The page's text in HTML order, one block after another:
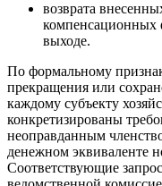
возврата
компенсационных
выходе.
По формальному
прекращения или
каждому субъекту
конкретизированы
неоправданным
денежном эквиваленте
Соответствующие